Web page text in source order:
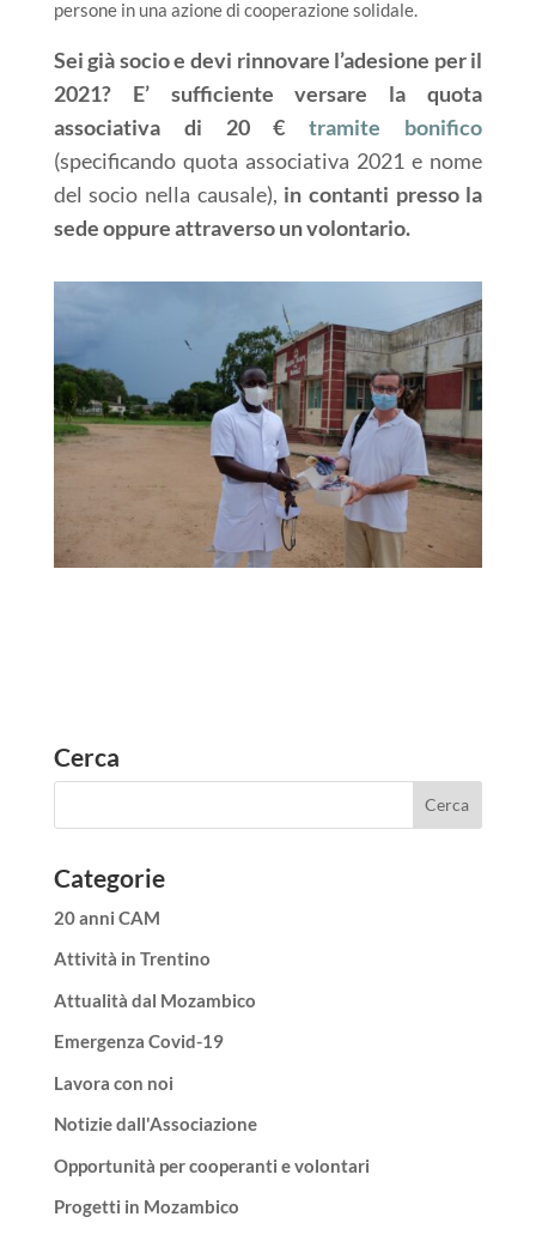
persone in una azione di cooperazione solidale.
Sei già socio e devi rinnovare l’adesione per il
2021? E’ sufficiente versare la quota
associativa di 20 €tramite bonifico
(specificando quota associativa 2021 e nome
del socio nella causale), in contanti presso la
sede oppure attraverso un volontario.
Cerca
Categorie
20 anni CAM
Attività in Trentino
Attualità dal Mozambico
Emergenza Covid-19
Lavora con noi
Notizie dall'Associazione
Opportunità per cooperanti e volontari
Progetti in Mozambico